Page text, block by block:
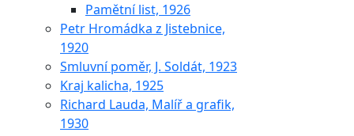
Pamětní list, 1926
Petr Hromádka z Jistebnice,
1920
Smluvní poměr, J. Soldát, 1923
Kraj kalicha, 1925
Richard Lauda, Malíř a grafik,
1930